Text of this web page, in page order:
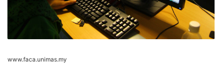
www.faca.unimas.my